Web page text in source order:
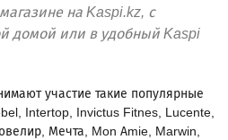
на Kaspi.kz, с
домой или в удобный Kaspi
участие такие популярные
Intertop, Invictus Fitnes, Lucente,
Мечта, Mon Amie, Marwin,